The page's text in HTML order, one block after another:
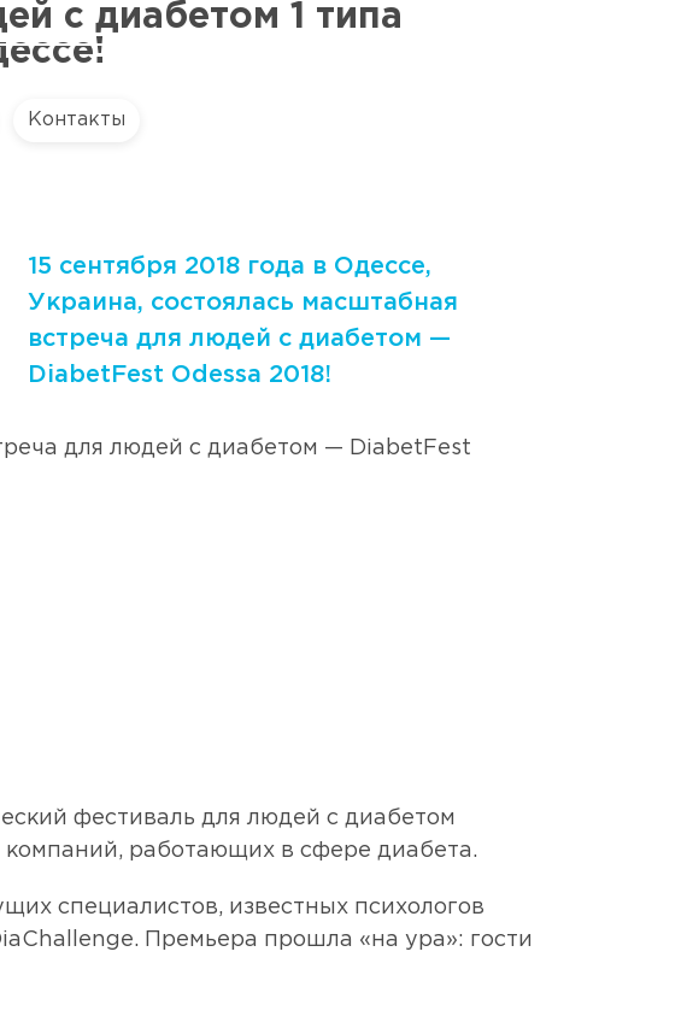
с диабетом 1 типа
Контакты
15 сентября 2018 года в Одессе,
Украина, состоялась масштабная
встреча для людей с диабетом —
DiabetFest Odessa 2018!
для людей с диабетом — DiabetFest
фестиваль для людей с диабетом
работающих в сфере диабета.
специалистов, известных психологов
Премьера прошла «на ура»: гости